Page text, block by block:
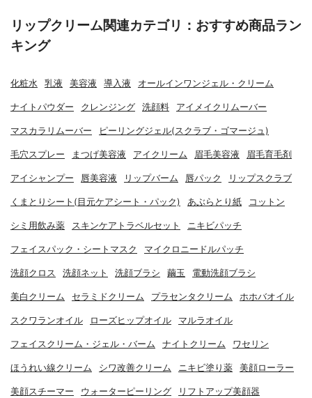
リップクリーム関連カテゴリ：おすすめ商品ラン
キング
化粧水 乳液 美容液 導入液 オールインワンジェル・クリーム
ナイトパウダー クレンジング 洗顔料 アイメイクリムーバー
マスカラリムーバー ピーリングジェル(スクラブ・ゴマージュ)
毛穴スプレー まつげ美容液 アイクリーム 眉毛美容液 眉毛育毛剤
アイシャンプー 唇美容液 リップバーム 唇パック リップスクラブ
くまとりシート(目元ケアシート・パック) あぶらとり紙 コットン
シミ用飲み薬 スキンケアトラベルセット ニキビパッチ
フェイスパック・シートマスク マイクロニードルパッチ
洗顔クロス 洗顔ネット 洗顔ブラシ 繭玉 電動洗顔ブラシ
美白クリーム セラミドクリーム プラセンタクリーム ホホバオイル
スクワランオイル ローズヒップオイル マルラオイル
フェイスクリーム・ジェル・バーム ナイトクリーム ワセリン
ほうれい線クリーム シワ改善クリーム ニキビ塗り薬 美顔ローラー
美顔スチーマー ウォーターピーリング リフトアップ美顔器